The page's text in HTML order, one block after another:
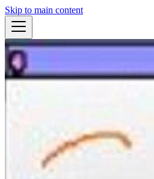
Skip to main content